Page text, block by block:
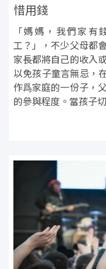
惜用錢
「媽媽，我們家有
工？」，不少父母都
家長都將自己的收入
以免孩子童言無忌，
作爲家庭的一份子，
的參與程度。當孩子